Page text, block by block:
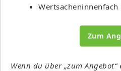
Wertsacheninnenfach
Zum
Wenn du über „zum